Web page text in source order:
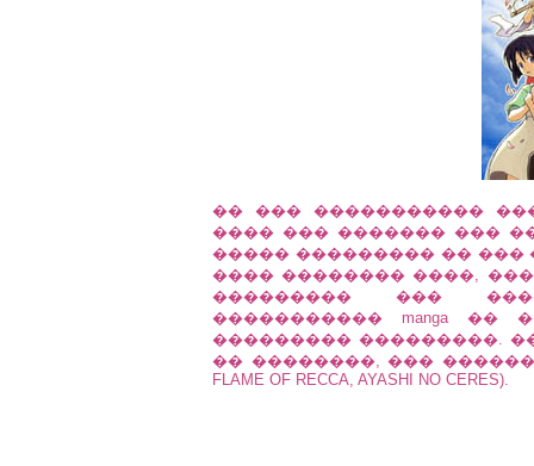
�� ��� �����������
���� ��� ������� ���
����� ��������� ��
���� �������� ����,
��������� ���
����������� manga
��������� ���������.
�� ��������, ���
FLAME OF RECCA, AYASHI NO CERES).